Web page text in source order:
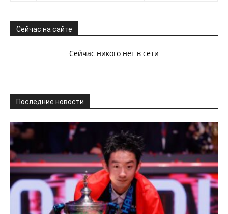
Сейчас на сайте
Сейчас никого нет в сети
Последние новости